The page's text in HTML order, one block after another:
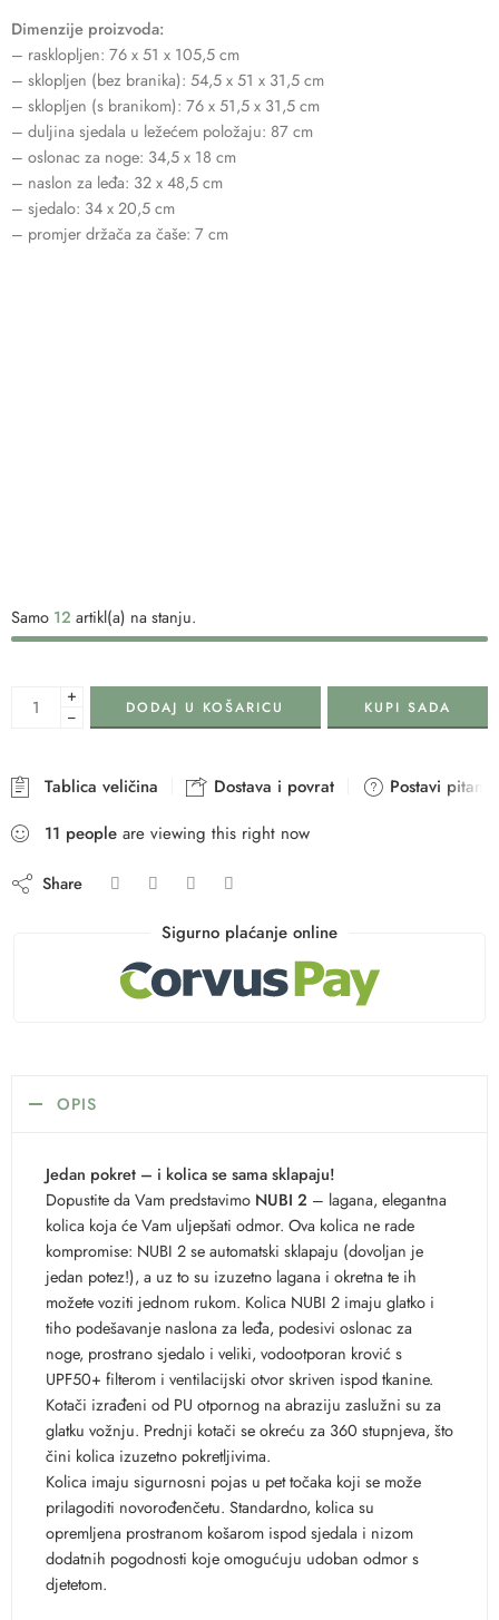
Dimenzije proizvoda:
– rasklopljen: 76 x 51 x 105,5 cm
– sklopljen (bez branika): 54,5 x 51 x 31,5 cm
– sklopljen (s branikom): 76 x 51,5 x 31,5 cm
– duljina sjedala u ležećem položaju: 87 cm
– oslonac za noge: 34,5 x 18 cm
– naslon za leđa: 32 x 48,5 cm
– sjedalo: 34 x 20,5 cm
– promjer držača za čaše: 7 cm
Samo 12 artikl(a) na stanju.
+
−
DODAJ U KOŠARICU KUPI SADA
Tablica veličina Dostava i povrat
Postavi pitanje
15 people are viewing this right now
Share
Sigurno plaćanje online
OPIS
Jedan pokret – i kolica se sama sklapaju!
Dopustite da Vam predstavimo NUBI 2 – lagana, elegantna
kolica koja će Vam uljepšati odmor. Ova kolica ne rade
kompromise: NUBI 2 se automatski sklapaju (dovoljan je
jedan potez!), a uz to su izuzetno lagana i okretna te ih
možete voziti jednom rukom. Kolica NUBI 2 imaju glatko i
tiho podešavanje naslona za leđa, podesivi oslonac za
noge, prostrano sjedalo i veliki, vodootporan krović s
UPF50+ filterom i ventilacijski otvor skriven ispod tkanine.
Kotači izrađeni od PU otpornog na abraziju zaslužni su za
glatku vožnju. Prednji kotači se okreću za 360 stupnjeva, što
čini kolica izuzetno pokretljivima.
Kolica imaju sigurnosni pojas u pet točaka koji se može
prilagoditi novorođenčetu. Standardno, kolica su
opremljena prostranom košarom ispod sjedala i nizom
dodatnih pogodnosti koje omogućuju udoban odmor s
djetetom.